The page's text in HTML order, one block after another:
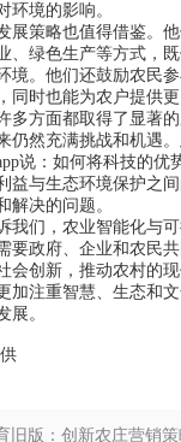
环境的影响。
展策略也值得借鉴。
、绿色生产等方式，
境。他们还鼓励农民参
同时也能为农户提供更
多方面都取得了显著
仍然充满挑战和机遇。
说：如何将科技的优
益与生态环境保护之
解决的问题。
我们，农业智能化与
要政府、企业和农民
会创新，推动农村的
加注重智慧、生态和
展。
旧版：创新农庄营销策